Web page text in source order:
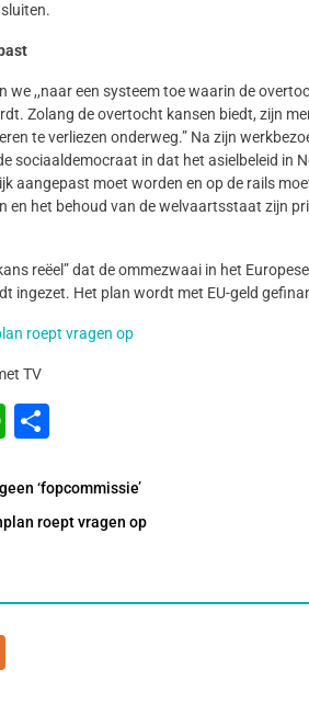
we ,,naar een systeem toe waarin de
Zolang de overtocht kansen biedt, zijn
te verliezen onderweg.” Na zijn
sociaaldemocraat in dat het asielbeleid in
aangepast moet worden en op de rails
en het behoud van de welvaartsstaat zijn
reëel” dat de ommezwaai in het
ingezet. Het plan wordt met EU-geld
roept vragen op
TV
W
at
s
p
e
n
‘fopcommissie’
roept vragen op